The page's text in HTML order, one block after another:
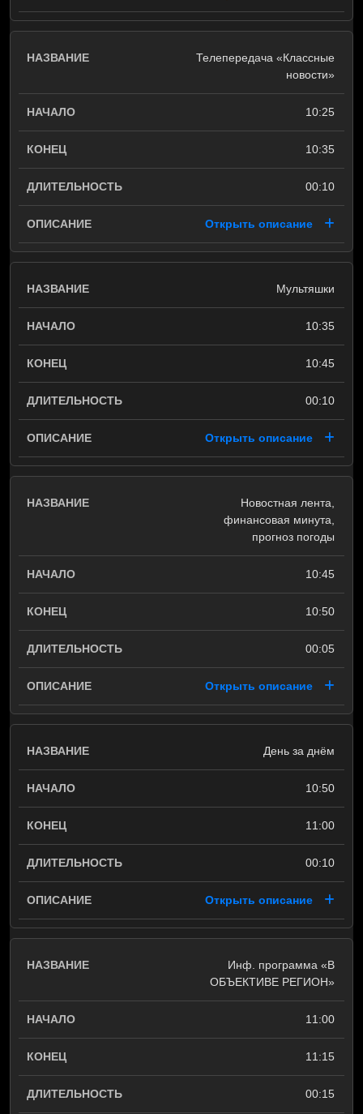
Телепередача «Классные
новости»
10:25
10:35
00:10
Открыть описание
Мультяшки
10:35
10:45
00:10
Открыть описание
Новостная лента,
финансовая минута,
прогноз погоды
10:45
10:50
00:05
Открыть описание
День за днём
10:50
11:00
00:10
Открыть описание
Инф. программа «В
ОБЪЕКТИВЕ РЕГИОН»
11:00
11:15
00:15